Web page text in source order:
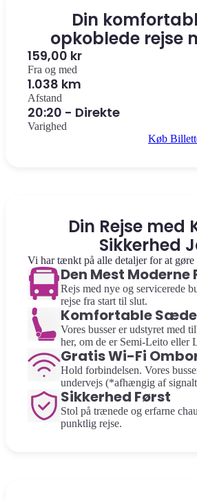
Din
opkoblede rejse
159,00 kr
Fra og med
1.038 km
Afstand
20:20 - Direkte
Varighed
Køb
Din Rejse med
Sikkerhed
Vi har tænkt på alle detaljer for at
Den Mest Moderne
Rejs med nye og servicerede
rejse fra start til slut.
Komfortable
Vores busser er udstyret med
her, om de er Semi-Leito eller
Gratis Wi-Fi
Hold forbindelsen. Vores
undervejs (*afhængig af
Sikkerhed Først
Stol på trænede og erfarne
punktlig rejse.